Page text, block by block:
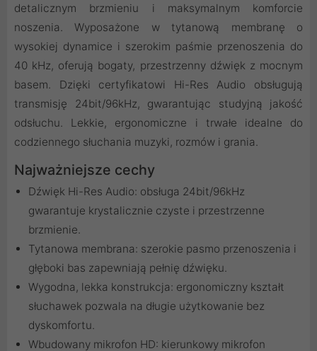
detalicznym brzmieniu i maksymalnym komforcie
noszenia. Wyposażone w tytanową membranę o
wysokiej dynamice i szerokim paśmie przenoszenia do
40 kHz, oferują bogaty, przestrzenny dźwięk z mocnym
basem. Dzięki certyfikatowi Hi-Res Audio obsługują
transmisję 24bit/96kHz, gwarantując studyjną jakość
odsłuchu. Lekkie, ergonomiczne i trwałe idealne do
codziennego słuchania muzyki, rozmów i grania.
Najważniejsze cechy
Dźwięk Hi-Res Audio: obsługa 24bit/96kHz
gwarantuje krystalicznie czyste i przestrzenne
brzmienie.
Tytanowa membrana: szerokie pasmo przenoszenia i
głęboki bas zapewniają pełnię dźwięku.
Wygodna, lekka konstrukcja: ergonomiczny kształt
słuchawek pozwala na długie użytkowanie bez
dyskomfortu.
Wbudowany mikrofon HD: kierunkowy mikrofon